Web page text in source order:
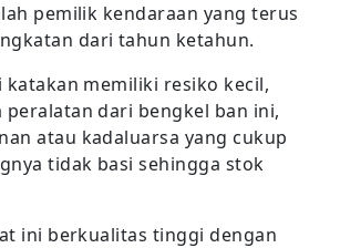
pemilik kendaraan yang terus
dari tahun ketahun.
katakan memiliki resiko kecil,
peralatan dari bengkel ban ini,
atau kadaluarsa yang cukup
tidak basi sehingga stok
ini berkualitas tinggi dengan